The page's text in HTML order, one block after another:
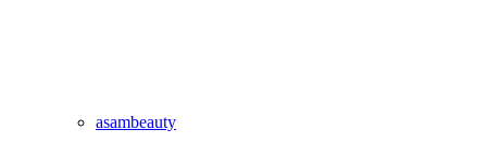
asambeauty